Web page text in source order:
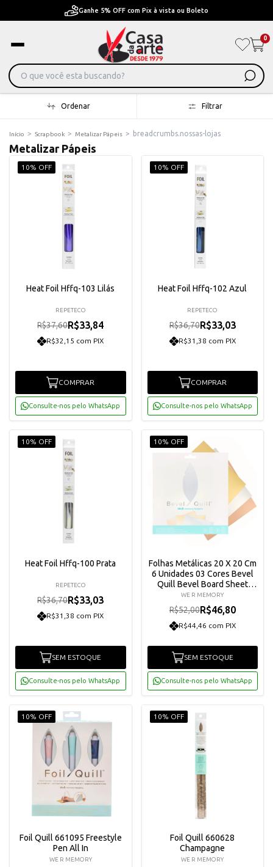
Pague em Até 6x sem juros ou ate 12x com juros
0
Ordenar Filtrar
Início > Scrapbook > Metalizar Pápeis > breadcrumbs.nossas-lojas
Metalizar Pápeis
10% OFF
Heat Foil Hffq-103 Lilás
REPETECO
R$37,60R$33,84
R$32,15 com PIX
COMPRAR
Consulte-nos pelo WhatsApp
10% OFF
Heat Foil Hffq-102 Azul
REPETECO
R$36,70R$33,03
R$31,38 com PIX
COMPRAR
Consulte-nos pelo WhatsApp
10% OFF
Heat Foil Hffq-100 Prata
REPETECO
R$36,70R$33,03
R$31,38 com PIX
SEM ESTOQUE
Consulte-nos pelo WhatsApp
10% OFF
Folhas Metálicas 20 X 20 Cm
6 Unidades 03 Cores Bevel
Quill Bevel Board Sheet
Gold We R Memory Keepers
661146
WE R MEMORY
R$52,00R$46,80
R$44,46 com PIX
SEM ESTOQUE
Consulte-nos pelo WhatsApp
10% OFF
Foil Quill 661095 Freestyle
Pen All In
WE R MEMORY
10% OFF
Foil Quill 660628
Champagne
WE R MEMORY